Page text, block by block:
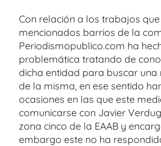
Con relación a los trabajos
mencionados barrios de la
Periodismopublico.com ha
problemática tratando de
dicha entidad para buscar
de la misma, en ese sentido
ocasiones en las que este
comunicarse con Javier
zona cinco de la EAAB y
embargo este no ha